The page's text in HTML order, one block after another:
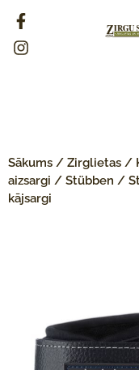
Sākums / Zirglietas /
aizsargi / Stübben /
kājsargi